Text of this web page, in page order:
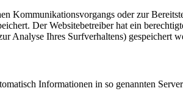
Kommunikationsvorgangs oder zur
Der Websitebetreiber hat ein
Analyse Ihres Surfverhaltens) gespeichert
Informationen in so genannten